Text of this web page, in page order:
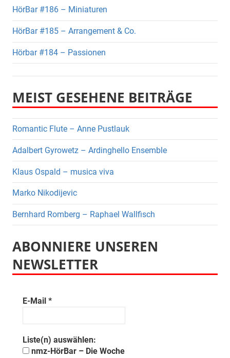
HörBar #186 – Miniaturen
HörBar #185 – Arrangement & Co.
Hörbar #184 – Passionen
MEIST GESEHENE BEITRÄGE
Romantic Flute – Anne Pustlauk
Adalbert Gyrowetz – Ardinghello Ensemble
Klaus Ospald – musica viva
Marko Nikodijevic
Bernhard Romberg – Raphael Wallfisch
ABONNIERE UNSEREN
NEWSLETTER
E-Mail *
Liste(n) auswählen:
nmz-HörBar – Die Woche